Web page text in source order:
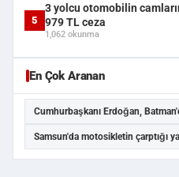
5
3 yolcu otomobilin
979 TL ceza
1,062 okunma
En Çok Aranan
Cumhurbaşkanı Erdoğan,
Samsun'da motosikletin çarptığı